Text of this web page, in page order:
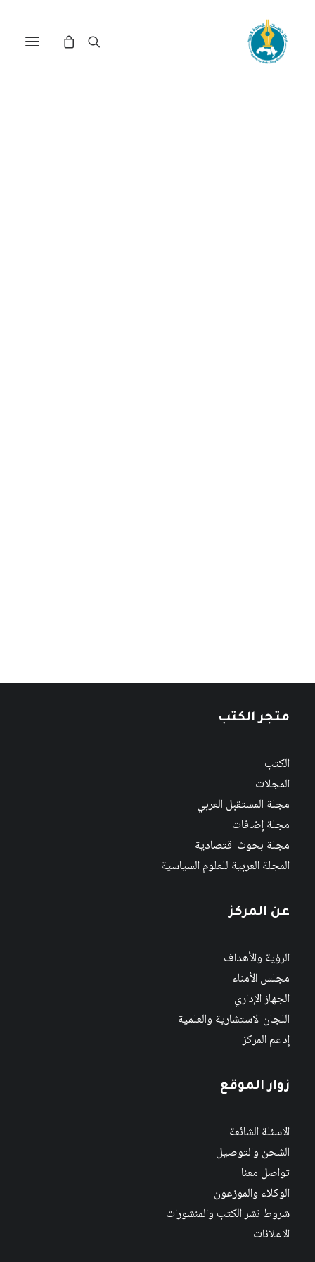
مركز دراسات الوحدة العربية
متجر الكتب
الكتب
المجلات
مجلة المستقبل العربي
مجلة إضافات
مجلة بحوث اقتصادية
المجلة العربية للعلوم السياسية
عن المركز
الرؤية والأهداف
مجلس الأمناء
الجهاز الإداري
اللجان الاستشارية والعلمية
إدعم المركز
زوار الموقع
الاسئلة الشائعة
الشحن والتوصيل
تواصل معنا
الوكلاء والموزعون
شروط نشر الكتب والمنشورات
الاعلانات